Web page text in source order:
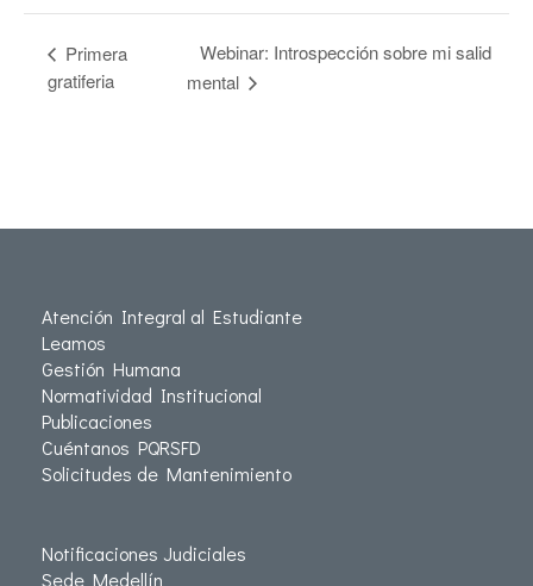
Primera
gratiferia
Webinar: Introspección sobre mi salid
mental
Atención Integral al Estudiante
Leamos
Gestión Humana
Normatividad Institucional
Publicaciones
Cuéntanos PQRSFD
Solicitudes de Mantenimiento
Notificaciones Judiciales
Sede Medellín